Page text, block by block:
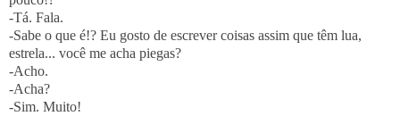
-Tá. Fala.
-Sabe o que é!? Eu gosto de escrever coisas assim que têm lua,
estrela... você me acha piegas?
-Acho.
-Acha?
-Sim. Muito!